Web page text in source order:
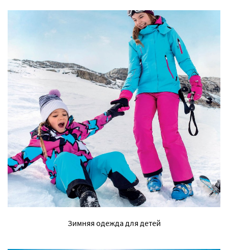
Зимняя одежда для детей